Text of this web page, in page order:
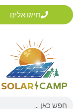
דילוג
לתוכן
חייגו אלינו
Search